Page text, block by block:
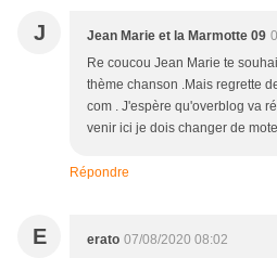
J Jean Marie et la Marmotte 09
Re coucou Jean Marie te
thème chanson .Mais regrette
com . J'espère qu'overblog va
venir ici je dois changer de
Répondre
E erato 07/08/2020 08:02